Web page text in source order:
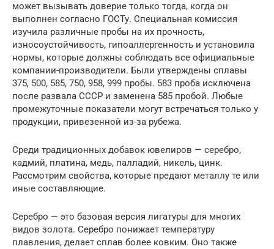
может вызывать доверие только тогда, когда он
выполнен согласно ГОСТу. Специальная комиссия
изучила различные пробы на их прочность,
износоустойчивость, гипоаллергенность и установила
нормы, которые должны соблюдать все официальные
компании-производители. Были утверждены сплавы
375, 500, 585, 750, 958, 999 пробы. 583 проба исключена
после развала СССР и заменена 585 пробой. Любые
промежуточные показатели могут встречаться только у
продукции, привезенной из-за рубежа.
Среди традиционных добавок ювелиров — серебро,
кадмий, платина, медь, палладий, никель, цинк.
Рассмотрим свойства, которые предают металлу те или
иные составляющие.
Серебро — это базовая версия лигатуры для многих
видов золота. Серебро понижает температуру
плавления, делает сплав более ковким. Оно также